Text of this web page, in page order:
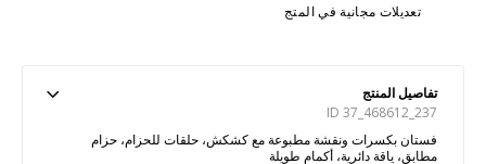
تعديلات مجانية في المتج
تفاصيل المنتج
ID 37_468612_237
فستان بكسرات ونقشة مطبوعة مع كشكش، حلقات للحزام، حزام
مطابق، ياقة دائرية، أكمام طويلة